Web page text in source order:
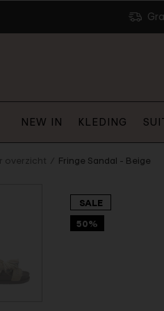
NEW IN KLEDING
overzicht Fringe Sandal - Beige
SALE
50%